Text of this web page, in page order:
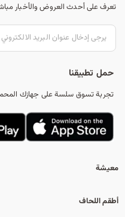
تعرف على أحدث العروض والأخبار
حمل تطبيقنا
تجربة تسوق سلسة على جهازك
معيشة
أطقم اللحاف